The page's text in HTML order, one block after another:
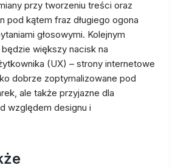
przy tworzeniu treści oraz
pod kątem fraz długiego ogona
głosowymi. Kolejnym
większy nacisk na
(UX) – strony internetowe
dobrze zoptymalizowane pod
ale także przyjazne dla
względem designu i